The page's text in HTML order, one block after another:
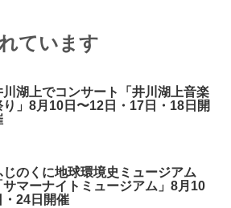
ています
川湖上でコンサート「井川湖上音楽
り」8月10日〜12日・17日・18日開
じのくに地球環境史ミュージアム
サマーナイトミュージアム」8月10
・24日開催